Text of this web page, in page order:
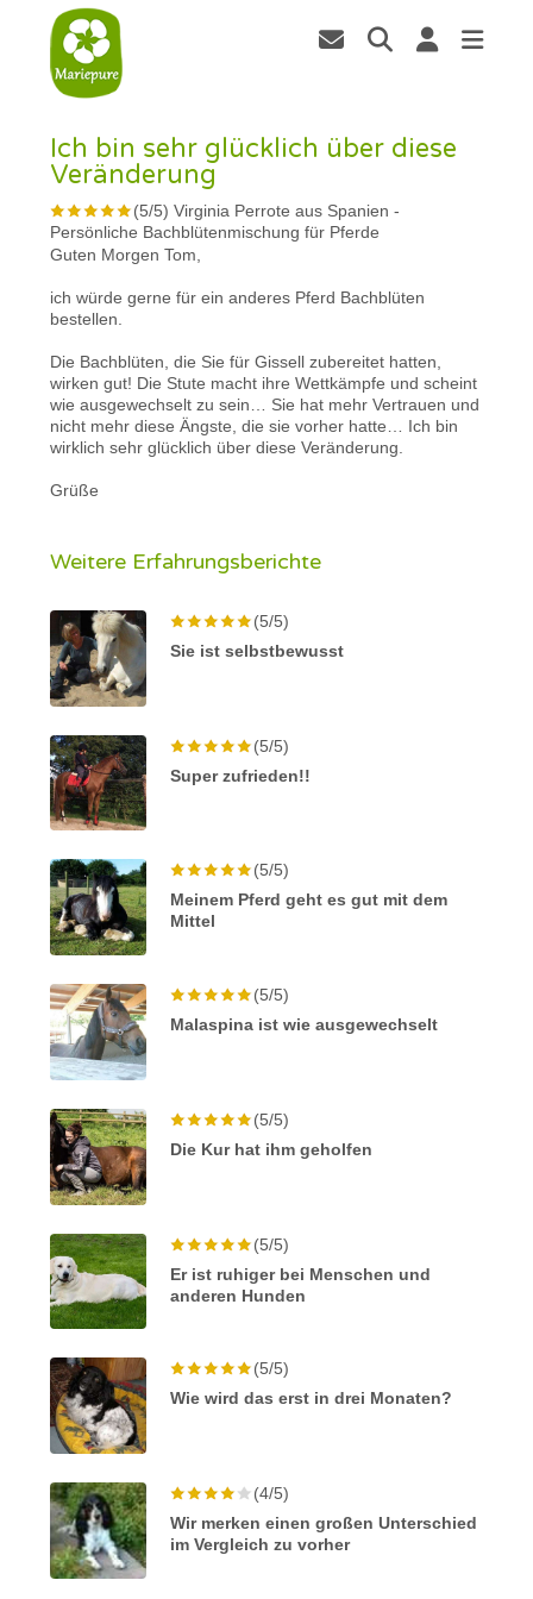
Ich bin sehr glücklich über diese
Veränderung
(5/5)Virginia Perrote aus Spanien -
Persönliche Bachblütenmischung für Pferde
Guten Morgen Tom,
ich würde gerne für ein anderes Pferd Bachblüten
bestellen.
Die Bachblüten, die Sie für Gissell zubereitet hatten,
wirken gut! Die Stute macht ihre Wettkämpfe und scheint
wie ausgewechselt zu sein… Sie hat mehr Vertrauen und
nicht mehr diese Ängste, die sie vorher hatte… Ich bin
wirklich sehr glücklich über diese Veränderung.
Grüße
Weitere Erfahrungsberichte
(5/5)
Sie ist selbstbewusst
(5/5)
Super zufrieden!!
(5/5)
Meinem Pferd geht es gut mit dem
Mittel
(5/5)
Malaspina ist wie ausgewechselt
(5/5)
Die Kur hat ihm geholfen
(5/5)
Er ist ruhiger bei Menschen und
anderen Hunden
(5/5)
Wie wird das erst in drei Monaten?
(4/5)
Wir merken einen großen Unterschied
im Vergleich zu vorher